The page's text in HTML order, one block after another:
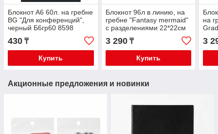
Блокнот А6 60л. на гребне
BG "Для конференций",
черный Б6гр60 8598
430 ₸
Купить
Блокнот 96л в линию, на
гребне "Fantasy mermaid"
с разделениями 22*22см
3 290₸
Купить
на
3
Акционные предложения и новинки